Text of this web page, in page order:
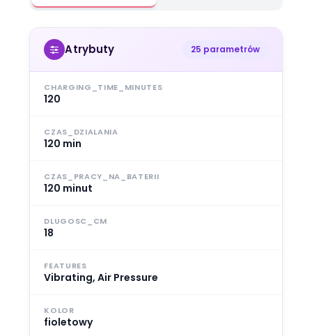
Atrybuty 25 parametrów
CHARGING_TIME_MINUTES
120
CZAS_DZIALANIA
120 min
CZAS_PRACY_NA_BATERII
120 minut
DLUGOSC_CM
18
FEATURES
Vibrating, Air Pressure
KOLOR
fioletowy